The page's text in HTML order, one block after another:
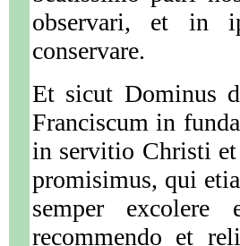
observari, et in
conservare.
Et sicut Dominus
Franciscum in
in servitio Christi
promisimus, qui
semper
recommendo et